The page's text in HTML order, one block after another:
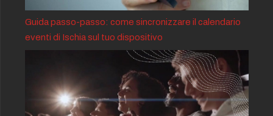
Guida passo-passo: come sincronizzare il calendario
eventi di Ischia sul tuo dispositivo